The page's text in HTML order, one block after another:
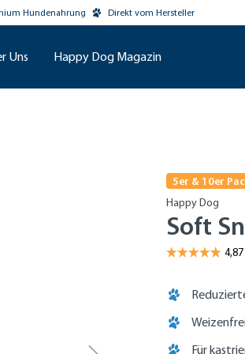
Hundenahrung Direkt vom Hersteller
Uns Happy Dog Magazin
5er & 10er
Happy Dog
Soft
Für